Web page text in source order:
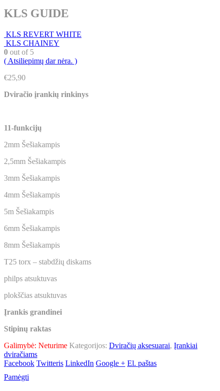
KLS GUIDE
KLS REVERT WHITE
KLS CHAINEY
0 out of 5
( Atsiliepimų dar nėra. )
€25,90
Dviračio įrankių rinkinys
11-funkcijų
2mm Šešiakampis
2,5mm Šešiakampis
3mm Šešiakampis
4mm Šešiakampis
5m Šešiakampis
6mm Šešiakampis
8mm Šešiakampis
T25 torx – stabdžių diskams
philps atsuktuvas
plokščias atsuktuvas
Įrankis grandinei
Stipinų raktas
Galimybė: Neturime Kategorijos: Dviračių aksesuarai, Įrankiai
dviračiams
Facebook Twitteris LinkedIn Google + El. paštas
Pamėgti